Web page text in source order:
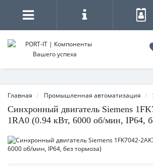
Главная Промышленная автоматизация
Синхронный двигатель Siemens
1RA0 (0.94 кВт, 6000 об/мин, IP64,